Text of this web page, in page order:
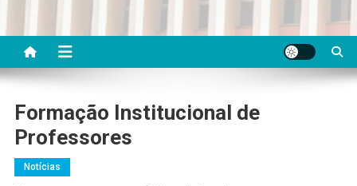
DEAD UFVJM
Formação Institucional de
Professores
Notícias